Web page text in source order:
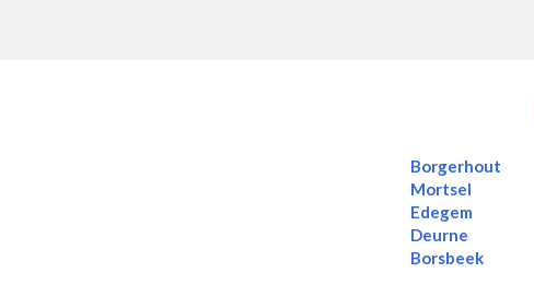
Borgerhout
Mortsel
Edegem
Deurne
Borsbeek